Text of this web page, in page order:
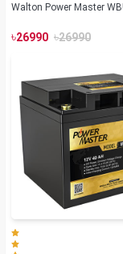
Walton Power Master
৳26990 ৳26990